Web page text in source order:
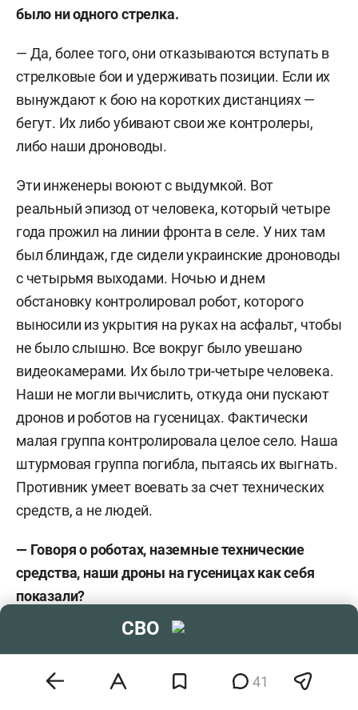
было ни одного стрелка.
— Да, более того, они отказываются вступать в
стрелковые бои и удерживать позиции. Если их
вынуждают к бою на коротких дистанциях —
бегут. Их либо убивают свои же контролеры,
либо наши дроноводы.
Эти инженеры воюют с выдумкой. Вот
реальный эпизод от человека, который четыре
года прожил на линии фронта в селе. У них там
был блиндаж, где сидели украинские дроноводы
с четырьмя выходами. Ночью и днем
обстановку контролировал робот, которого
выносили из укрытия на руках на асфальт, чтобы
не было слышно. Все вокруг было увешано
видеокамерами. Их было три-четыре человека.
Наши не могли вычислить, откуда они пускают
дронов и роботов на гусеницах. Фактически
малая группа контролировала целое село. Наша
штурмовая группа погибла, пытаясь их выгнать.
Противник умеет воевать за счет технических
средств, а не людей.
— Говоря о роботах, наземные технические
средства, наши дроны на гусеницах как себя
показали?
Я слышал отзывы, озвучивать не буду, они
еще и матерные. У нас они появляются все шире
— процесс идет. Украина подсуетилась с ними
41
СВО